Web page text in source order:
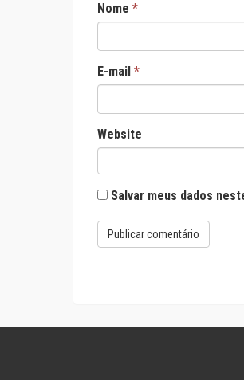
Nome *
E-mail *
Website
Salvar meus dados